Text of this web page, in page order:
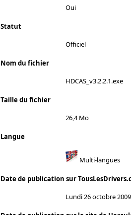
Oui
Statut
Officiel
Nom du fichier
HDCAS_v3.2.2.1.exe
Taille du fichier
26,4 Mo
Langue
Multi-langues
Date de publication sur
Lundi 26 octobre 2009